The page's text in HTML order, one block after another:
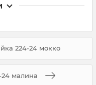
224-24 мокко
малина